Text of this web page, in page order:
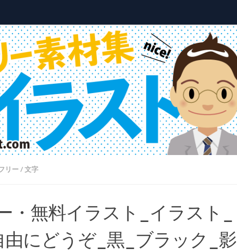
リー/文字
・無料イラスト_イラスト_
由にどうぞ_黒_ブラック_影